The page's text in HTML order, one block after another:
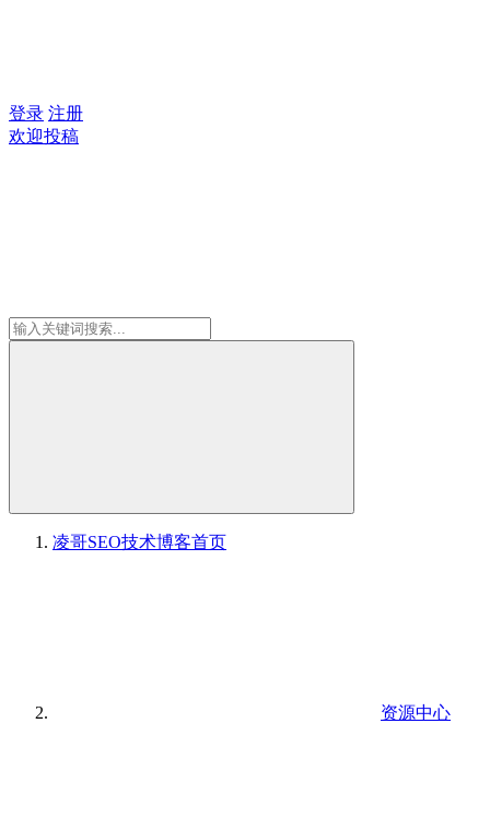
登录 注册
欢迎投稿
凌哥SEO技术博客首页
资源中心